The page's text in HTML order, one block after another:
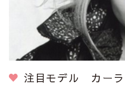
注目モデル カーラ